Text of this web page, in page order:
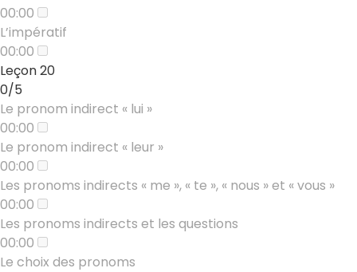
00:00
L’impératif
00:00
Leçon 20
0/5
Le pronom indirect « lui »
00:00
Le pronom indirect « leur »
00:00
Les pronoms indirects « me », « te », « nous » et « vous »
00:00
Les pronoms indirects et les questions
00:00
Le choix des pronoms